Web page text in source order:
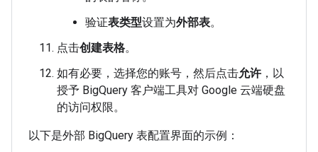
验证表类型设置为外部表。
点击创建表格。
如有必要，选择您的账号，然后点击允许 ，以
授予 BigQuery 客户端工具对 Google 云端硬盘
的访问权限。
以下是外部 BigQuery 表配置界面的示例：